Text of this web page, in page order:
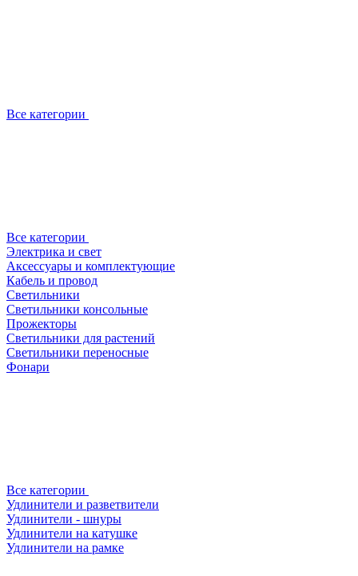
Все категории
Все категории
Электрика и свет
Аксессуары и комплектующие
Кабель и провод
Светильники
Светильники консольные
Прожекторы
Светильники для растений
Светильники переносные
Фонари
Все категории
Удлинители и разветвители
Удлинители - шнуры
Удлинители на катушке
Удлинители на рамке